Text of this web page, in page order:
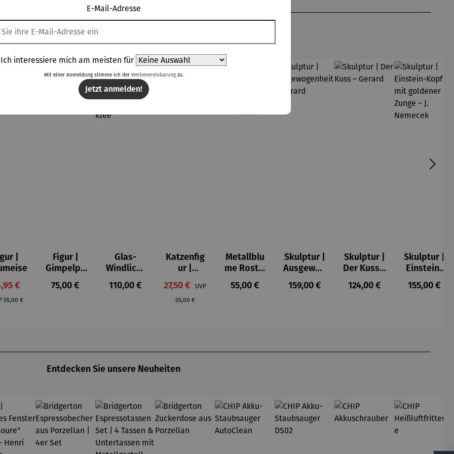
Topseller aus der Kategorie Dekoration
5 Sternen
|
€
Regulärer Preis:
55,00 €
Derzeit vergriffen
Figur |
Gimpelpa
ar
Regulärer Preis:
75,00 €
Glas-
Windlicht
er mit
Künstlerm
Regulärer Preis:
110,00 €
Katzenfig
ur |
Piccoli
aiutanti -
Rosina
Verkaufspreis:
27,50 €
UVP
Regulärer Preis:
55,00 €
Metallblu
me Rost –
Tilo
Regulärer Preis:
55,00 €
Skulptur |
Ausgewog
enheit –
Gerard
Regulärer Preis:
159,00 €
Skulptur |
Der Kuss –
Gerard
Regulärer Preis:
124,00 €
Skulptur |
Einstein-
Kopf mit
goldener
Regulärer
155,00 €
Entdecken Sie unsere Neuheiten
E-Mail-Adresse
Ich interessiere mich am meisten für
Mit einer Anmeldung stimme ich der Werbevereinbarungzu.
Jetzt anmelden!